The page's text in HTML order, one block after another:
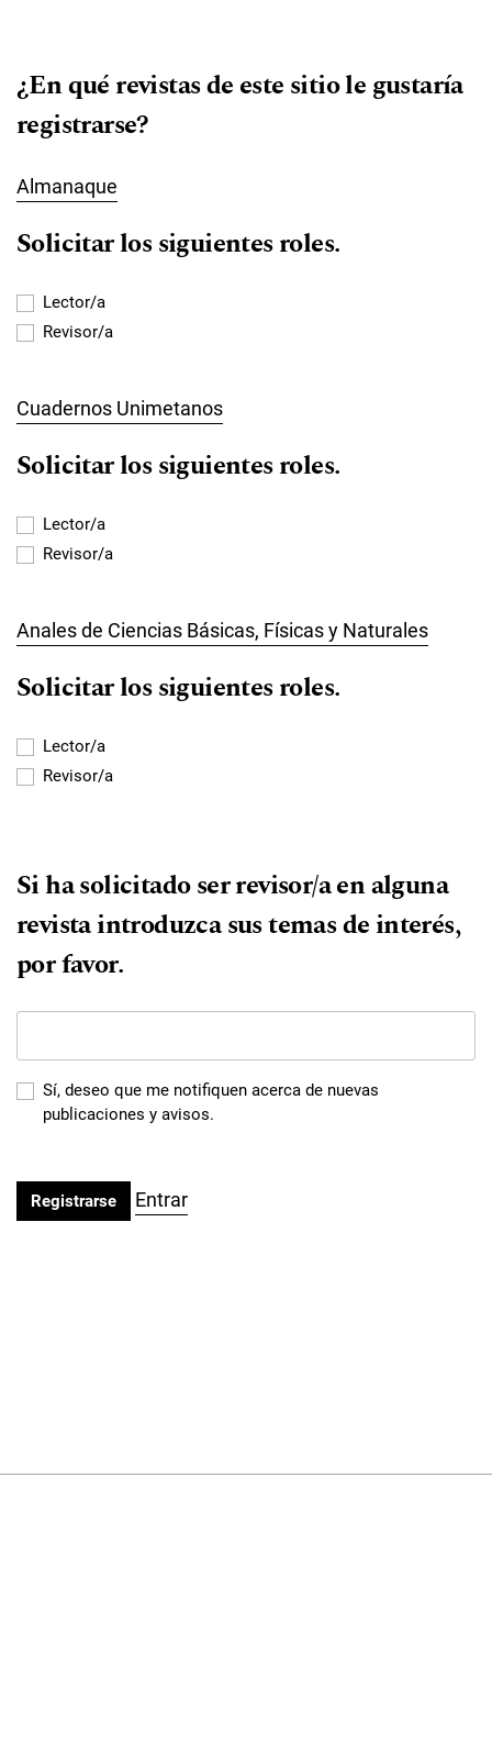
¿En qué revistas de este sitio le gustaría
registrarse?
Almanaque
Solicitar los siguientes roles.
Lector/a
Revisor/a
Cuadernos Unimetanos
Solicitar los siguientes roles.
Lector/a
Revisor/a
Anales de Ciencias Básicas, Físicas y Naturales
Solicitar los siguientes roles.
Lector/a
Revisor/a
Si ha solicitado ser revisor/a en alguna
revista introduzca sus temas de interés,
por favor.
Sí, deseo que me notifiquen acerca de nuevas
publicaciones y avisos.
Registrarse Entrar